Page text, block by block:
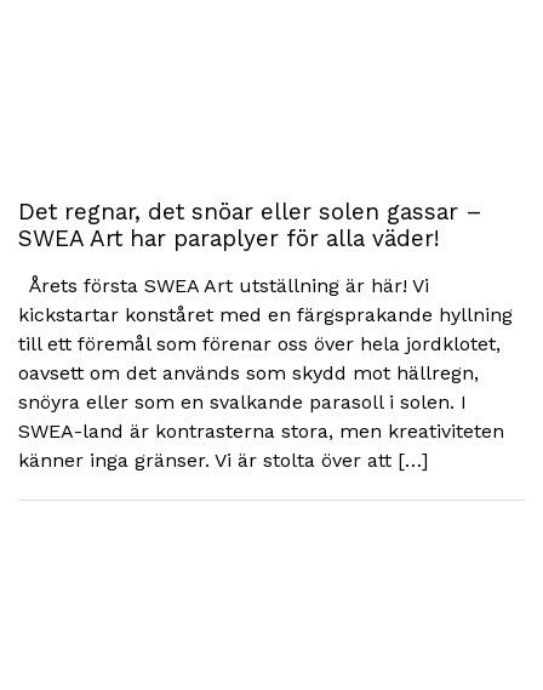
Det regnar, det snöar eller solen gassar –
SWEA Art har paraplyer för alla väder!
Årets första SWEA Art utställning är här! Vi
kickstartar konståret med en färgsprakande hyllning
till ett föremål som förenar oss över hela jordklotet,
oavsett om det används som skydd mot hällregn,
snöyra eller som en svalkande parasoll i solen. I
SWEA-land är kontrasterna stora, men kreativiteten
känner inga gränser. Vi är stolta över att […]